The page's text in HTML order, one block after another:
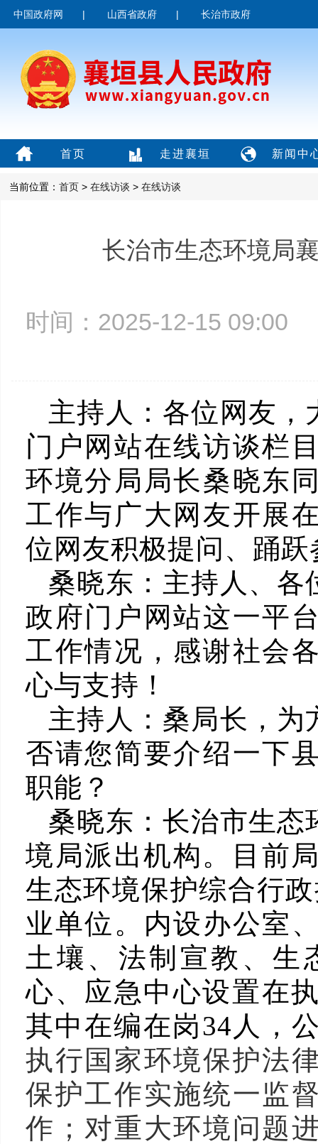
中国政府网 | 山西省政府 | 长治市政府
首页 走进襄垣 新闻中
当前位置： 首页 > 在线访谈 > 在线访谈
长治市生态环境局
时间：2025-12-15
主持人 ： 各位网友，
门户网站在线访谈栏
环境分局局长桑晓东
工作与广大网友开展
位网友积极提问、踊跃
桑晓东： 主持人、各
政府门户网站这一平
工作情况，感谢社会
心与支持！
主持人： 桑局长，为
否请您简要介绍一下
职能？
桑晓东：长治市生态
境局派出机构。目前
生态环境保护综合行
业单位。内设办公室
土壤、法制宣教、生
心、应急中心设置在
其中在编在岗34人，
执行国家环境保护法
保护工作实施统一监
作；对重大环境问题